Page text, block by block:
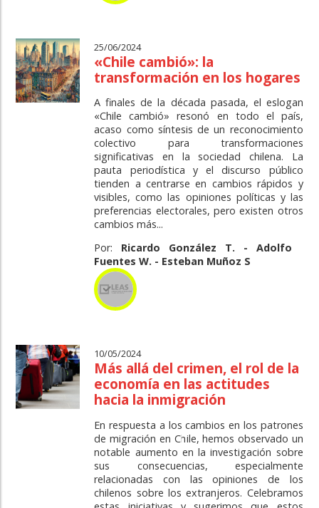
25/06/2024
«Chile cambió»: la
transformación en los hogares
A finales de la década pasada, el eslogan
«Chile cambió» resonó en todo el país,
acaso como síntesis de un reconocimiento
colectivo para transformaciones
significativas en la sociedad chilena. La
pauta periodística y el discurso público
tienden a centrarse en cambios rápidos y
visibles, como las opiniones políticas y las
preferencias electorales, pero existen otros
cambios más...
Por: Ricardo González T. - Adolfo
Fuentes W. - Esteban Muñoz S
10/05/2024
Más allá del crimen, el rol de la
economía en las actitudes
hacia la inmigración
En respuesta a los cambios en los patrones
de migración en Chile, hemos observado un
notable aumento en la investigación sobre
sus consecuencias, especialmente
relacionadas con las opiniones de los
chilenos sobre los extranjeros. Celebramos